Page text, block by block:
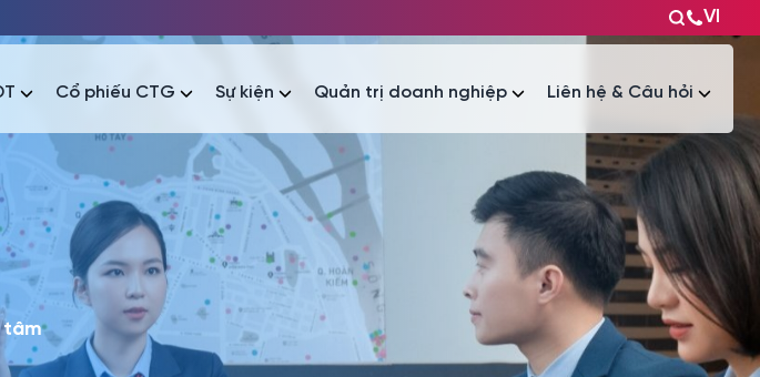
VI
Công bố thông tin Sự kiện
Cổ phiếu CTG Sự kiện Quản trị doanh nghiệp Liên hệ & Câu hỏi
Công bố thông tin Tài liệu
tâm